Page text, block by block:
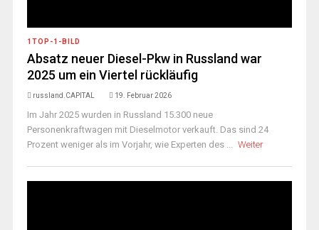
1TOP-1-BILD
Absatz neuer Diesel-Pkw in Russland war
2025 um ein Viertel rückläufig
russland.CAPITAL 19. Februar 2026
Im Jahr 2025 wurden in Russland 15.300 neue
Personenkraftwagen mit Dieselmotor verkauft. Das sind 24
Prozent weniger als im Vorjahr, wie Experten des ... Weiter